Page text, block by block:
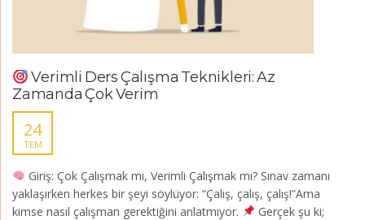
Verimli Ders Çalışma Teknikleri: Az
Zamanda Çok Verim
24
TEM
Giriş: Çok Çalışmak mı, Verimli Çalışmak mı? Sınav zamanı
yaklaşırken herkes bir şeyi söylüyor: “Çalış, çalış, çalış!”Ama
kimse nasıl çalışman gerektiğini anlatmıyor.
Gerçek şu ki;